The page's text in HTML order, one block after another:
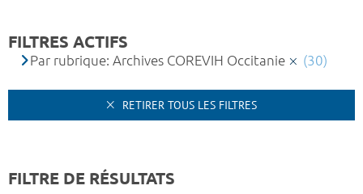
FILTRES ACTIFS
Par rubrique: Archives COREVIH Occitanie (30)
RETIRER TOUS LES FILTRES
FILTRE DE RÉSULTATS